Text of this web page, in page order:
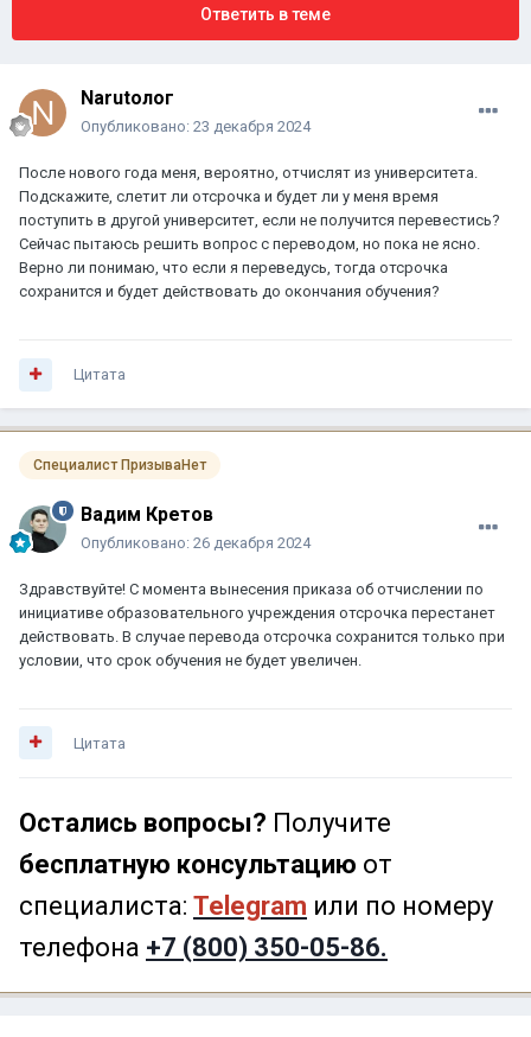
Ответить в теме
Narutoлог
Опубликовано: 23 декабря 2024
После нового года меня, вероятно, отчислят из университета.
Подскажите, слетит ли отсрочка и будет ли у меня время
поступить в другой университет, если не получится перевестись?
Сейчас пытаюсь решить вопрос с переводом, но пока не ясно.
Верно ли понимаю, что если я переведусь, тогда отсрочка
сохранится и будет действовать до окончания обучения?
Цитата
Специалист ПризываНет
Вадим Кретов
Опубликовано: 26 декабря 2024
Здравствуйте! С момента вынесения приказа об отчислении по
инициативе образовательного учреждения отсрочка перестанет
действовать. В случае перевода отсрочка сохранится только при
условии, что срок обучения не будет увеличен.
Цитата
Остались вопросы? Получите
бесплатную консультацию от
специалиста: Telegram или по номеру
телефона +7 (800) 350-05-86.